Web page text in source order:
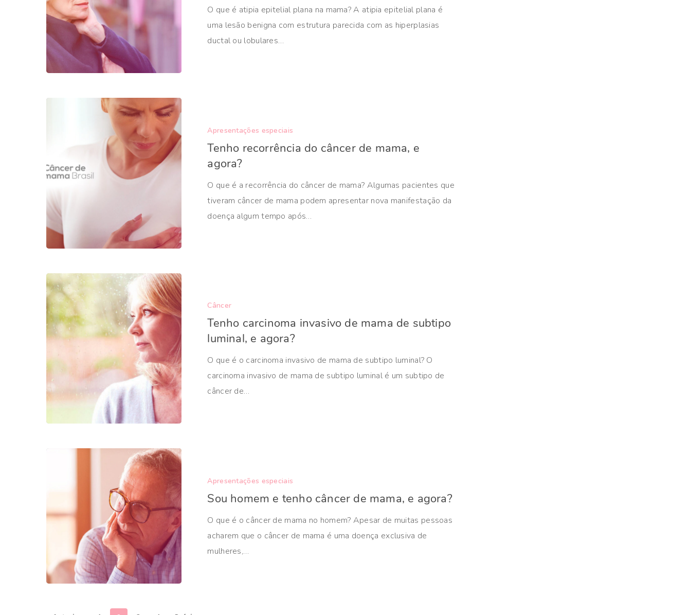
O que é atipia epitelial plana na mama? A atipia epitelial plana é
uma lesão benigna com estrutura parecida com as hiperplasias
ductal ou lobulares…
Apresentações especiais
Tenho recorrência do câncer de mama, e
agora?
O que é a recorrência do câncer de mama? Algumas pacientes que
tiveram câncer de mama podem apresentar nova manifestação da
doença algum tempo após…
Câncer
Tenho carcinoma invasivo de mama de subtipo
luminal, e agora?
O que é o carcinoma invasivo de mama de subtipo luminal? O
carcinoma invasivo de mama de subtipo luminal é um subtipo de
câncer de…
Apresentações especiais
Sou homem e tenho câncer de mama, e agora?
O que é o câncer de mama no homem? Apesar de muitas pessoas
acharem que o câncer de mama é uma doença exclusiva de
mulheres,…